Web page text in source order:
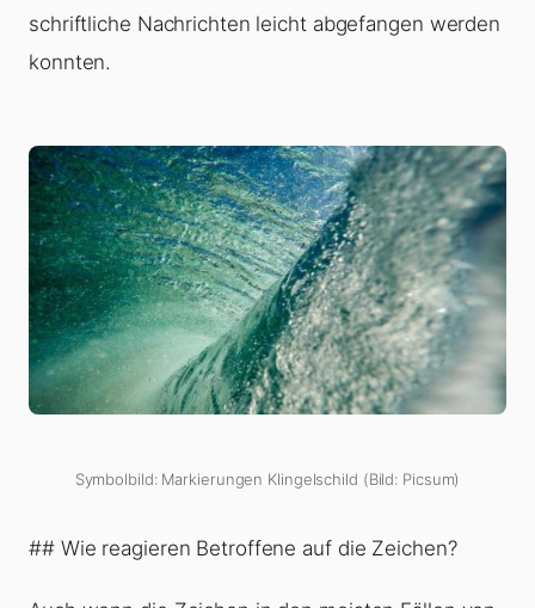
schriftliche Nachrichten leicht abgefangen werden
konnten.
Symbolbild: Markierungen Klingelschild (Bild: Picsum)
## Wie reagieren Betroffene auf die Zeichen?